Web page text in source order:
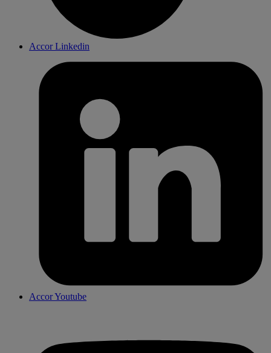
Accor Linkedin
Accor Youtube